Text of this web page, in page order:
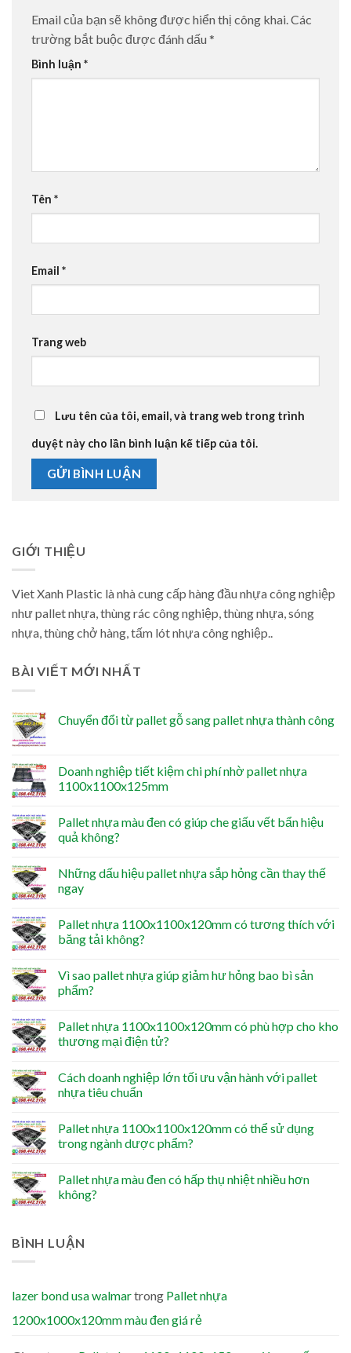
Email của bạn sẽ không được hiển thị công khai. Các
trường bắt buộc được đánh dấu *
Bình luận *
Tên *
Email *
Trang web
Lưu tên của tôi, email, và trang web trong trình
duyệt này cho lần bình luận kế tiếp của tôi.
GIỚI THIỆU
Viet Xanh Plastic là nhà cung cấp hàng đầu nhựa công nghiệp
như pallet nhựa, thùng rác công nghiệp, thùng nhựa, sóng
nhựa, thùng chở hàng, tấm lót nhựa công nghiệp..
BÀI VIẾT MỚI NHẤT
Chuyển đổi từ pallet gỗ sang pallet nhựa thành công
Doanh nghiệp tiết kiệm chi phí nhờ pallet nhựa
1100x1100x125mm
Pallet nhựa màu đen có giúp che giấu vết bẩn hiệu
quả không?
Những dấu hiệu pallet nhựa sắp hỏng cần thay thế
ngay
Pallet nhựa 1100x1100x120mm có tương thích với
băng tải không?
Vì sao pallet nhựa giúp giảm hư hỏng bao bì sản
phẩm?
Pallet nhựa 1100x1100x120mm có phù hợp cho kho
thương mại điện tử?
Cách doanh nghiệp lớn tối ưu vận hành với pallet
nhựa tiêu chuẩn
Pallet nhựa 1100x1100x120mm có thể sử dụng
trong ngành dược phẩm?
Pallet nhựa màu đen có hấp thụ nhiệt nhiều hơn
không?
BÌNH LUẬN
lazer bond usa walmartrong Pallet nhựa
1200x1000x120mm màu đen giá rẻ